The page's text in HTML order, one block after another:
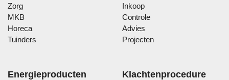
Zorg
MKB
Horeca
Tuinders
Inkoop
Controle
Advies
Projecten
Energieproducten Klachtenprocedure